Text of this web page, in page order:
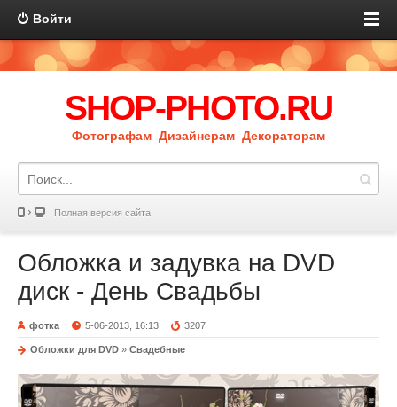
Войти
SHOP-PHOTO.RU
Фотографам Дизайнерам Декораторам
Полная версия сайта
Обложка и задувка на DVD
диск - День Свадьбы
фотка 5-06-2013, 16:13 3207
Обложки для DVD » Свадебные